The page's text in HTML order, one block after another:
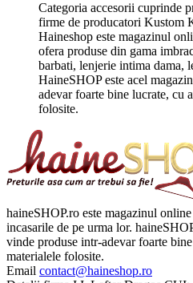
Categoria accesorii cuprinde
firme de producatori Kustom
Haineshop este magazinul
ofera produse din gama
barbati, lenjerie intima dama,
HaineSHOP este acel
adevar foarte bine lucrate, cu
folosite.
haineSHOP.ro este magazinul
incasarile de pe urma lor.
vinde produse intr-adevar foarte
materialele folosite.
Email contact@haineshop.ro